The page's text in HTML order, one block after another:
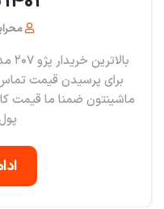
برای پرسیدن قیمت
ماشینتون ضمنا ما قیمت